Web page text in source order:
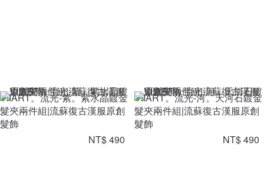
VIIART。流光-紫。紫水晶鍍金
髮夾兩件組|流蘇復古漢服原創
髮飾
NT$ 490
VIIART。流光-河。天河石鍍金
髮夾兩件組|流蘇復古漢服原創
髮飾
NT$ 490